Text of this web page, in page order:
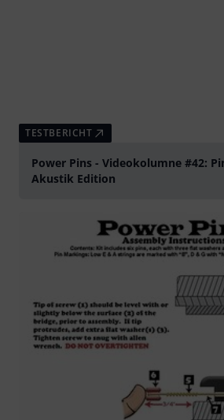
TESTBERICHT
Power Pins - Videokolumne #42:
Akustik Edition